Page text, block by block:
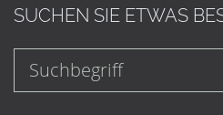
SUCHEN SIE ETWAS